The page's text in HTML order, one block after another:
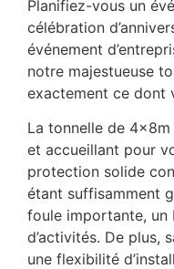
Planifiez-vous un
célébration
événement
notre majestueuse
exactement ce dont
La tonnelle de
et accueillant pour
protection solide
étant suffisamment
foule importante, un
d’activités. De plus,
une flexibilité